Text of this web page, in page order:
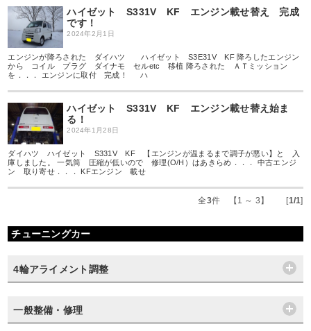
ハイゼット S331V KF エンジン載せ替え 完成
です！
2024年2月1日
エンジンが降ろされた ダイハツ ハイゼット S3E31V KF 降ろしたエンジン
から コイル プラグ ダイナモ セルetc 移植 降ろされた ＡＴミッション
を．．． エンジンに取付 完成！ ハ
ハイゼット S331V KF エンジン載せ替え始ま
る！
2024年1月28日
ダイハツ ハイゼット S331V KF 【エンジンが温まるまで調子が悪い】と 入
庫しました。 一気筒 圧縮が低いので 修理(O/H）はあきらめ．．． 中古エンジ
ン 取り寄せ．．． KFエンジン 載せ
全3件 【1 ～ 3】 [1/1]
チューニングカー
4輪アライメント調整
一般整備・修理